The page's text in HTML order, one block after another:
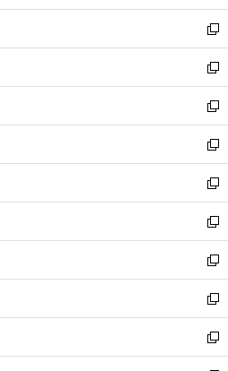
開
く
ウ
で
開
く
ン
ド
ウ
で
開
く
ウ
ィ
ン
ド
ウ
で
開
く
新
し
い
ウ
ィ
ン
ド
ウ
で
開
く
新
し
い
ウ
ィ
ン
ド
ウ
で
開
く
新
し
い
ウ
ィ
ン
ド
ウ
で
開
く
新
し
い
ウ
ィ
ン
ド
ウ
で
開
く
新
し
い
ウ
ィ
ン
ド
ウ
で
開
新
し
い
ウ
ィ
ン
ド
ウ
新
し
い
ウ
ィ
ン
新
し
い
ウ
新
し